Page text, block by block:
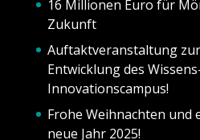
16 Millionen Euro für
Zukunft
Auftaktveranstaltung
Entwicklung des
Innovationscampus!
Frohe Weihnachten und
neue Jahr 2025!